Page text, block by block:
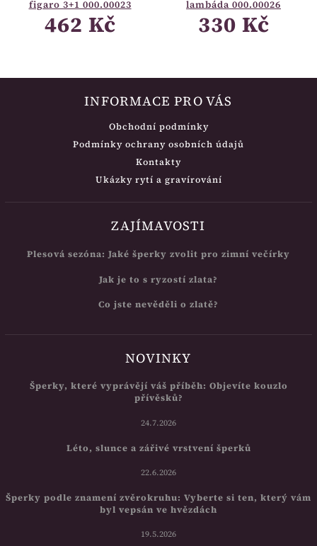
figaro 3+1 000.00023
462 Kč
lambáda 000.00026
330 Kč
INFORMACE PRO VÁS
Obchodní podmínky
Podmínky ochrany osobních údajů
Kontakty
Ukázky rytí a gravírování
ZAJÍMAVOSTI
Plesová sezóna: Jaké šperky zvolit pro zimní večírky
Jak je to s ryzostí zlata?
Co jste nevěděli o zlatě?
NOVINKY
Šperky, které vyprávějí váš příběh: Objevíte kouzlo
přívěsků?
24.7.2026
Léto, slunce a zářivé vrstvení šperků
22.6.2026
Šperky podle znamení zvěrokruhu: Vyberte si ten, který vám
byl vepsán ve hvězdách
19.5.2026